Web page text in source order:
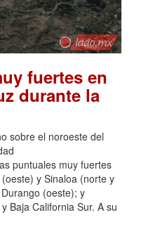
fuertes en
durante la
sobre el noroeste del
puntuales muy fuertes
y Sinaloa (norte y
(oeste); y
Baja California Sur. A su